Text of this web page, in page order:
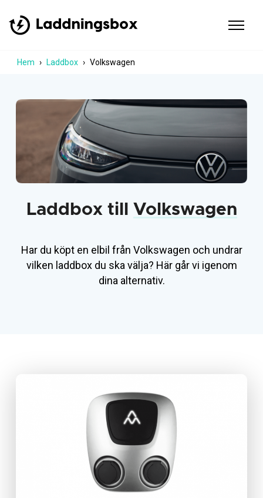
Hem Laddbox Volkswagen
Laddbox till Volkswagen
Har du köpt en elbil från Volkswagen och undrar
vilken laddbox du ska välja? Här går vi igenom
dina alternativ.